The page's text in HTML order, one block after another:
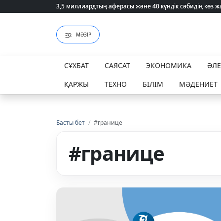
3,5 миллиардтың аферасы және 40 күндік сәбидің
3,5 миллиардтың аферасы және 40 күндік сәбидің
МӘЗІР
СҰХБАТ САЯСАТ ЭКОНОМИКА
ҚАРЖЫ
ТЕХНО БІЛІМ МӘДЕНИЕТ
Басты бет / #границе
#границе